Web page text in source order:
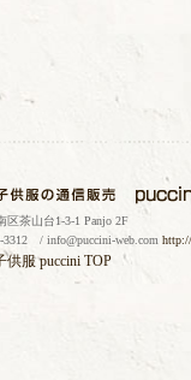
区茶山台1-3-1 Panjo 2F
3312 / info@puccini-web.com
供服puccini TOP